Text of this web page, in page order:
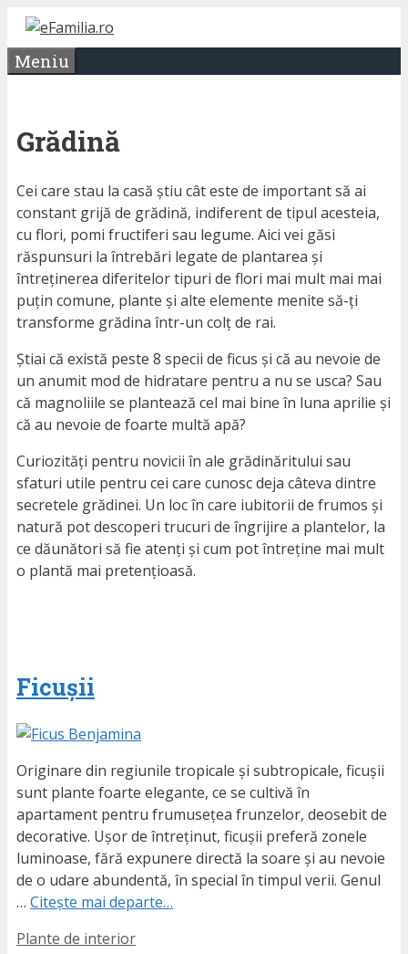
Sari
conținut
Meniu
Grădină
Cei care stau la casă știu cât este de important să ai
constant grijă de grădină, indiferent de tipul acesteia,
cu flori, pomi fructiferi sau legume. Aici vei găsi
răspunsuri la întrebări legate de plantarea și
întreținerea diferitelor tipuri de flori mai mult mai mai
puțin comune, plante și alte elemente menite să-ți
transforme grădina într-un colț de rai.
Știai că există peste 8 specii de ficus și că au nevoie de
un anumit mod de hidratare pentru a nu se usca? Sau
că magnoliile se plantează cel mai bine în luna aprilie și
că au nevoie de foarte multă apă?
Curiozități pentru novicii în ale grădinăritului sau
sfaturi utile pentru cei care cunosc deja câteva dintre
secretele grădinei. Un loc în care iubitorii de frumos și
natură pot descoperi trucuri de îngrijire a plantelor, la
ce dăunători să fie atenți și cum pot întreține mai mult
o plantă mai pretențioasă.
Ficușii
Originare din regiunile tropicale și subtropicale, ficușii
sunt plante foarte elegante, ce se cultivă în
apartament pentru frumusețea frunzelor, deosebit de
decorative. Ușor de întreținut, ficușii preferă zonele
luminoase, fără expunere directă la soare și au nevoie
de o udare abundentă, în special în timpul verii. Genul
… Citește mai departe…
Etichete
Plante de interior